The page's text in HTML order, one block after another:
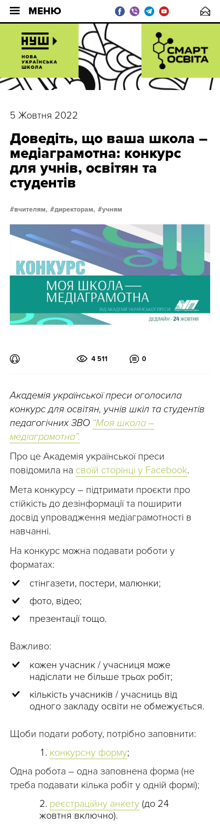
МЕНЮ
5 Жовтня 2022
Доведіть, що ваша школа –
медіаграмотна: конкурс
для учнів, освітян та
студентів
вчителям, директорам, учням
4 511 0
Академія української преси оголосила
конкурс для освітян, учнів шкіл та студентів
педагогічних ЗВО “Моя школа –
медіаграмотна”.
Про це Академія української преси
повідомила на своїй сторінці у Facebook.
Мета конкурсу – підтримати проєкти про
стійкість до дезінформації та поширити
досвід упровадження медіаграмотності в
навчанні.
На конкурс можна подавати роботи у
форматах:
стінгазети, постери, малюнки;
фото, відео;
презентації тощо.
Важливо:
кожен учасник / учасниця може
надіслати не більше трьох робіт;
кількість учасників / учасниць від
одного закладу освіти не обмежується.
Щоби подати роботу, потрібно заповнити:
конкурсну форму;
Одна робота – одна заповнена форма (не
треба подавати кілька робіт у одній формі);
реєстраційну анкету (до 24
жовтня включно).